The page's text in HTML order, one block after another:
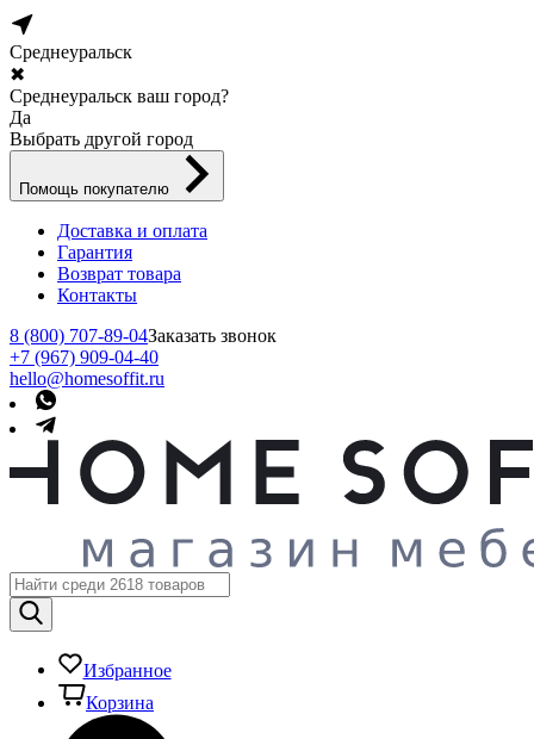
Среднеуральск
✖
Среднеуральск ваш город?
Да
Выбрать другой город
Помощь покупателю
Доставка и оплата
Гарантия
Возврат товара
Контакты
8 (800) 707-89-04Заказать звонок
+7 (967) 909-04-40
hello@homesoffit.ru
Избранное
Корзина